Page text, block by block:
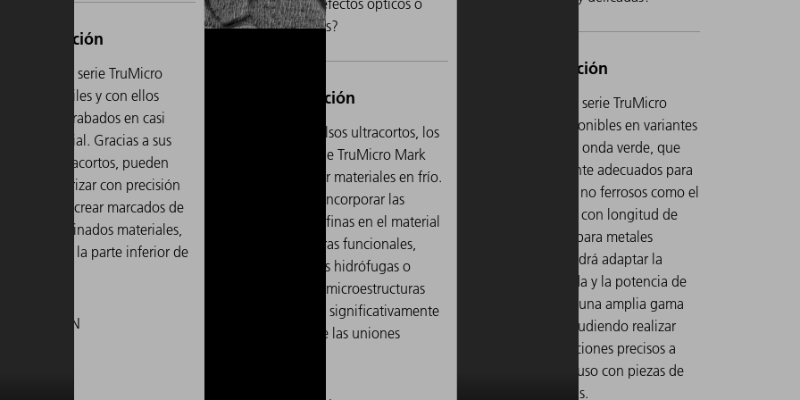
láseres de la serie TruMicro
son versátiles y con ellos
realizar grabados en casi
material. Gracias a sus
láser ultracortos, pueden
y texturizar con precisión
superficies y crear marcados de
en determinados materiales,
ejemplo, en la parte inferior de
funciones específicas?
Gracias a los pulsos ultracortos, los
láseres de la serie TruMicro Mark
pueden procesar materiales en frío.
Esto le permite incorporar las
estructuras más finas en el material
o crear estructuras funcionales,
como superficies hidrófugas o
hidrófilas. Estas microestructuras
pueden mejorar significativamente
la estabilidad de las uniones
Los láseres de la serie TruMicro
Mark están disponibles en variantes
con longitud de onda verde, que
son especialmente adecuados para
cristal y metales no ferrosos como el
cobre y el oro, y con longitud de
onda infrarroja para metales
ferrosos. Así, podrá adaptar la
longitud de onda y la potencia de
forma óptima a una amplia gama
de materiales, pudiendo realizar
cortes y perforaciones precisos a
nivel micro, incluso con piezas de
trabajo delicadas.